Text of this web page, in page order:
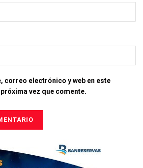
correo electrónico y web en este
vez que comente.